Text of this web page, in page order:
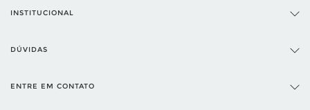
INSTITUCIONAL
DÚVIDAS
ENTRE EM CONTATO